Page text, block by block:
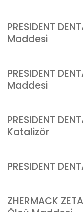
PRESIDENT
Maddesi
PRESIDENT
Maddesi
PRESIDENT
Katalizör
PRESIDENT
ZHERMACK